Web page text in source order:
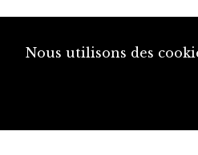
Nous utilisons des